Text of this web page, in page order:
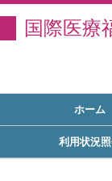
国際医療
ホーム
利用状況